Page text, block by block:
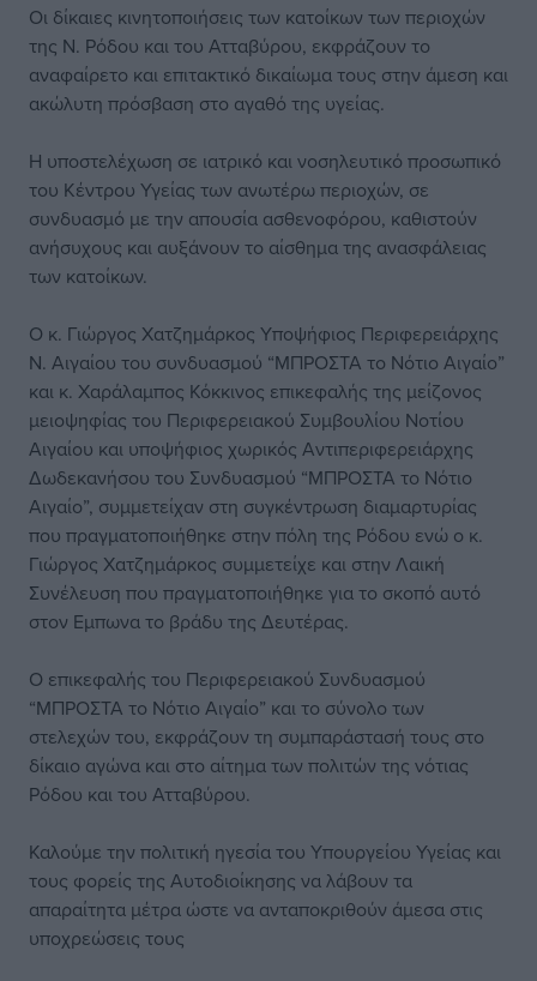
Οι δίκαιες κινητοποιήσεις των κατοίκων των περιοχών
της Ν. Ρόδου και του Ατταβύρου, εκφράζουν το
αναφαίρετο και επιτακτικό δικαίωμα τους στην άμεση και
ακώλυτη πρόσβαση στο αγαθό της υγείας.
Η υποστελέχωση σε ιατρικό και νοσηλευτικό προσωπικό
του Κέντρου Υγείας των ανωτέρω περιοχών, σε
συνδυασμό με την απουσία ασθενοφόρου, καθιστούν
ανήσυχους και αυξάνουν το αίσθημα της ανασφάλειας
των κατοίκων.
Ο κ. Γιώργος Χατζημάρκος Υποψήφιος Περιφερειάρχης
Ν. Αιγαίου του συνδυασμού “ΜΠΡΟΣΤΑ το Νότιο Αιγαίο”
και κ. Χαράλαμπος Κόκκινος επικεφαλής της μείζονος
μειοψηφίας του Περιφερειακού Συμβουλίου Νοτίου
Αιγαίου και υποψήφιος χωρικός Αντιπεριφερειάρχης
Δωδεκανήσου του Συνδυασμού “ΜΠΡΟΣΤΑ το Νότιο
Αιγαίο”, συμμετείχαν στη συγκέντρωση διαμαρτυρίας
που πραγματοποιήθηκε στην πόλη της Ρόδου ενώ ο κ.
Γιώργος Χατζημάρκος συμμετείχε και στην Λαική
Συνέλευση που πραγματοποιήθηκε για το σκοπό αυτό
στον Εμπωνα το βράδυ της Δευτέρας.
Ο επικεφαλής του Περιφερειακού Συνδυασμού
“ΜΠΡΟΣΤΑ το Νότιο Αιγαίο” και το σύνολο των
στελεχών του, εκφράζουν τη συμπαράστασή τους στο
δίκαιο αγώνα και στο αίτημα των πολιτών της νότιας
Ρόδου και του Ατταβύρου.
Καλούμε την πολιτική ηγεσία του Υπουργείου Υγείας και
τους φορείς της Αυτοδιοίκησης να λάβουν τα
απαραίτητα μέτρα ώστε να ανταποκριθούν άμεσα στις
υποχρεώσεις τους